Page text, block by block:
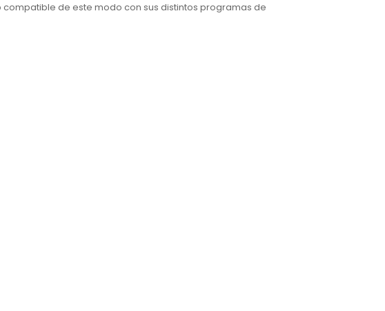
compatible de este modo con sus distintos programas de